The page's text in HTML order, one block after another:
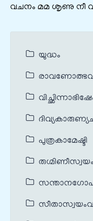
വചനം മമ ശൃണു നീ
യുദ്ധം
പുത്രകാമേഷ്ടി